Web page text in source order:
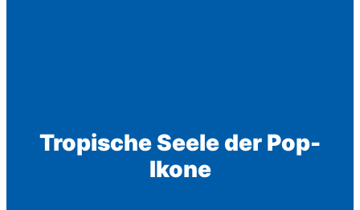
Tropische Seele der Pop-
Ikone